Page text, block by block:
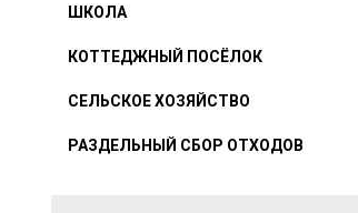
ШКОЛА
КОТТЕДЖНЫЙ ПОСЁЛОК
СЕЛЬСКОЕ ХОЗЯЙСТВО
РАЗДЕЛЬНЫЙ СБОР ОТХОДОВ